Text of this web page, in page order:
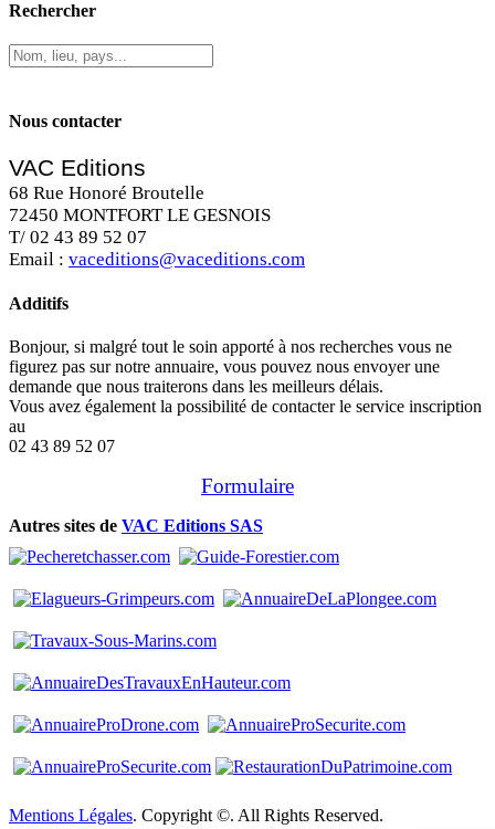
Rechercher
Nous contacter
VAC Editions
68 Rue Honoré Broutelle
72450 MONTFORT LE GESNOIS
T/ 02 43 89 52 07
Email : vaceditions@vaceditions.com
Additifs
Bonjour, si malgré tout le soin apporté à nos recherches vous ne
figurez pas sur notre annuaire, vous pouvez nous envoyer une
demande que nous traiterons dans les meilleurs délais.
Vous avez également la possibilité de contacter le service inscription
au
02 43 89 52 07
Formulaire
Autres sites de VAC Editions SAS
Mentions Légales. Copyright ©. All Rights Reserved.